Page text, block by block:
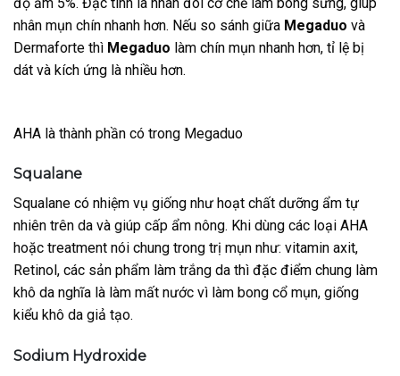
nhân mụn chín nhanh hơn. Nếu so sánh giữa Megaduo và
Dermaforte thì Megaduo làm chín mụn nhanh hơn, tỉ lệ bị
dát và kích ứng là nhiều hơn.
AHA là thành phần có trong Megaduo
Squalane
Squalane có nhiệm vụ giống như hoạt chất dưỡng ẩm tự
nhiên trên da và giúp cấp ẩm nông. Khi dùng các loại AHA
hoặc treatment nói chung trong trị mụn như: vitamin axit,
Retinol, các sản phẩm làm trắng da thì đặc điểm chung làm
khô da nghĩa là làm mất nước vì làm bong cổ mụn, giống
kiểu khô da giả tạo.
Sodium Hydroxide